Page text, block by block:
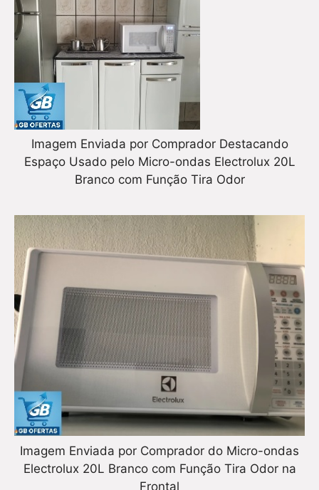
Imagem Enviada por Comprador Destacando
Espaço Usado pelo Micro-ondas Electrolux 20L
Branco com Função Tira Odor
Imagem Enviada por Comprador do Micro-ondas
Electrolux 20L Branco com Função Tira Odor na
Frontal